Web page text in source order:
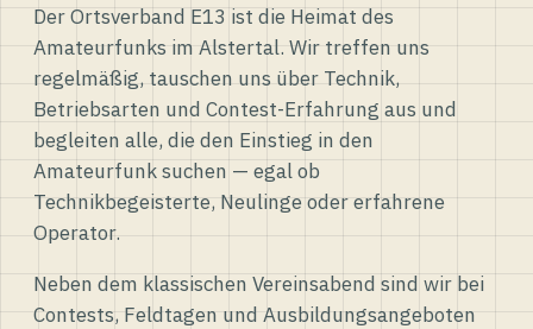
Der Ortsverband E13 ist die Heimat des
Amateurfunks im Alstertal. Wir treffen uns
regelmäßig, tauschen uns über Technik,
Betriebsarten und Contest-Erfahrung aus und
begleiten alle, die den Einstieg in den
Amateurfunk suchen — egal ob
Technikbegeisterte, Neulinge oder erfahrene
Operator.
Neben dem klassischen Vereinsabend sind wir bei
Contests, Feldtagen und Ausbildungsangeboten